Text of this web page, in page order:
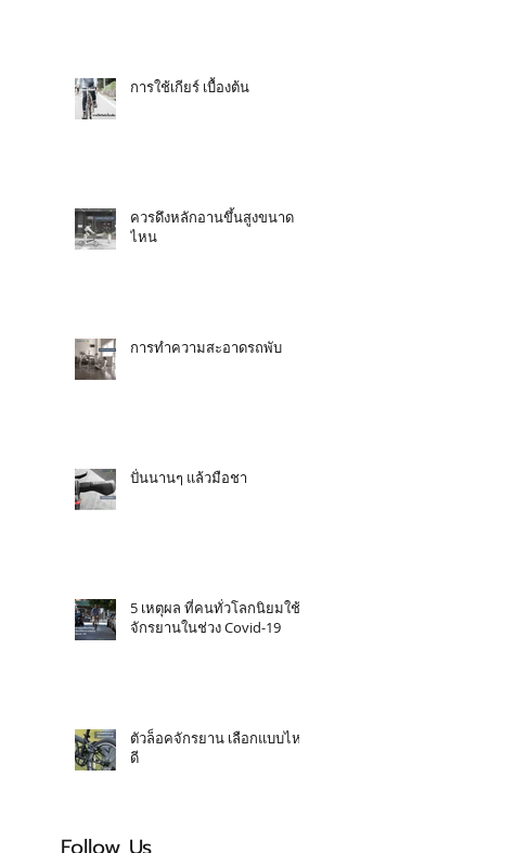
การใช้เกียร์ เบื้องต้น
ควรดึงหลักอานขึ้นสูงขนาด
ไหน
การทำความสะอาดรถพับ
ปั่นนานๆ แล้วมือชา
5 เหตุผล ที่คนทั่วโลกนิยมใช้
จักรยานในช่วง Covid-19
ตัวล็อคจักรยาน เลือกแบบไหน
ดี